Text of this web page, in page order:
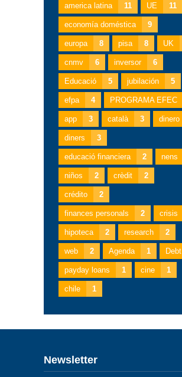
america latina 11 UE 11
economía doméstica 9
europa 8 pisa 8 UK
cnmv 6 inversor 6
Educació 5 jubilación 5
efpa 4 PROGRAMA EFEC
app 3 català 3 dinero
diners 3
educació financiera 2 nens
niños 2 crèdit 2
crédito 2
finances personals 2 crisis
hipoteca 2 research 2
web 2 Agenda 1 Debt
payday loans 1 cine 1
chile 1
Newsletter